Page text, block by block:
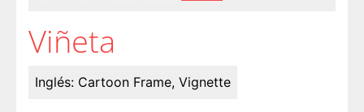
Viñeta
Inglés: Cartoon Frame, Vignette